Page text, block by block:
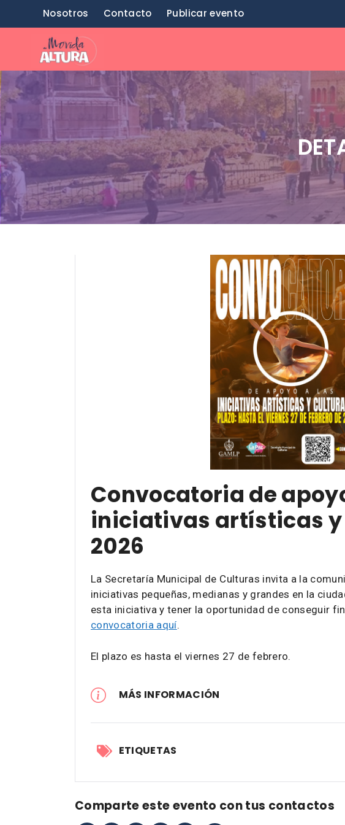
Nosotros Contacto Publicar evento
Convocatoria de
iniciativas artísticas
2026
La Secretaría Municipal de Culturas invita a la
iniciativas pequeñas, medianas y grandes en la
esta iniciativa y tener la oportunidad de conseguir
convocatoria aquí.
El plazo es hasta el viernes 27 de febrero.
MÁS INFORMACIÓN
ETIQUETAS
Comparte este evento con tus contactos